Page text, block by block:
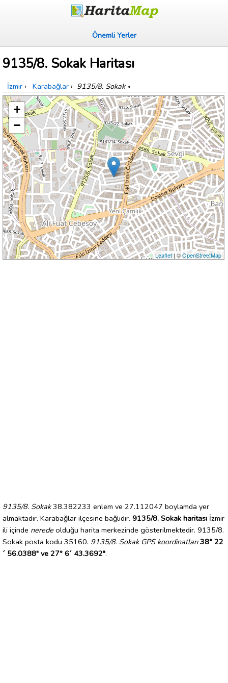
Önemli Yerler
9135/8. Sokak Haritası
İzmir › Karabağlar › 9135/8. Sokak»
+
−
Leaflet| ©OpenStreetMap
9135/8. Sokak38.382233 enlem ve 27.112047 boylamda yer
almaktadır. Karabağlar ilçesine bağlıdır. 9135/8. Sokak haritası İzmir
ili içinde nerede olduğu harita merkezinde gösterilmektedir. 9135/8.
Sokak posta kodu 35160. 9135/8. Sokak GPS koordinatları 38° 22
´ 56.0388" ve 27° 6´ 43.3692".